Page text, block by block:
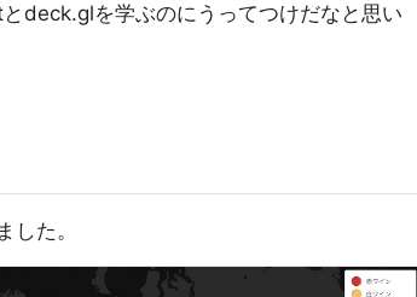
deck.glを学ぶのにうってつけだなと思い
した。